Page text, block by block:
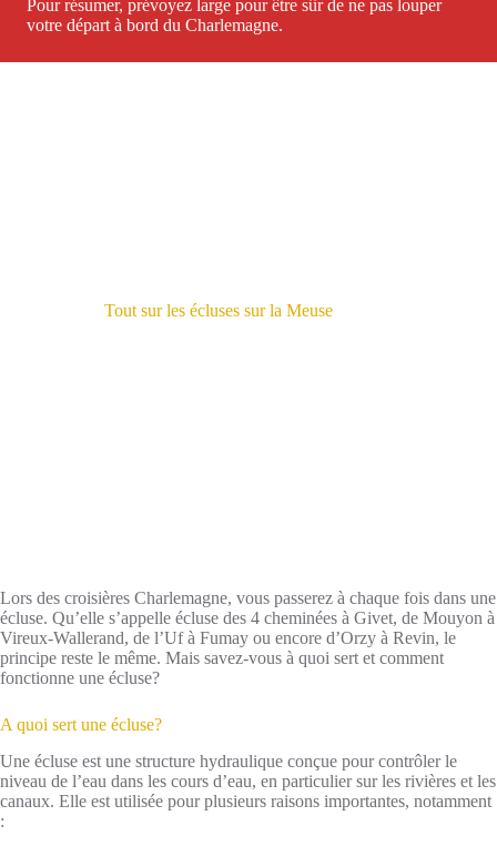
Pour résumer, prévoyez large pour être sûr de ne pas louper
votre départ à bord du Charlemagne.
Tout sur les écluses sur la Meuse
Lors des croisières Charlemagne, vous passerez à chaque fois dans une
écluse. Qu’elle s’appelle écluse des 4 cheminées à Givet, de Mouyon à
Vireux-Wallerand, de l’Uf à Fumay ou encore d’Orzy à Revin, le
principe reste le même. Mais savez-vous à quoi sert et comment
fonctionne une écluse?
A quoi sert une écluse?
Une écluse est une structure hydraulique conçue pour contrôler le
niveau de l’eau dans les cours d’eau, en particulier sur les rivières et les
canaux. Elle est utilisée pour plusieurs raisons importantes, notamment
: